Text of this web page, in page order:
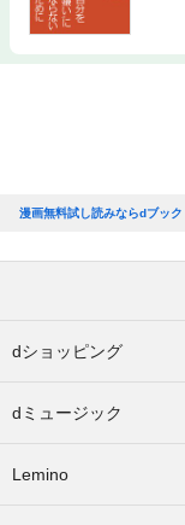
漫画無料試し読みならdブック
dショッピング
dミュージック
Lemino